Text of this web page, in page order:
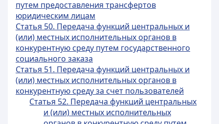
путем предоставления трансфертов
юридическим лицам
Статья 50. Передача функций центральных и
(или) местных исполнительных органов в
конкурентную среду путем государственного
социального заказа
Статья 51. Передача функций центральных и
(или) местных исполнительных органов в
конкурентную среду за счет пользователей
Статья 52. Передача функций центральных
и (или) местных исполнительных